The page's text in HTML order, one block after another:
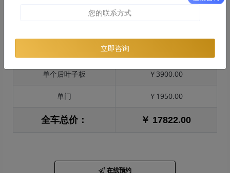
单个后叶子板 ￥3900.00
单门 ￥1950.00
全车总价： ￥ 17822.00
在线预约
立即咨询